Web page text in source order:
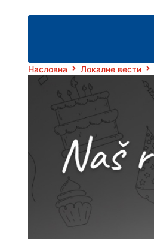
Насловна Локалне вести